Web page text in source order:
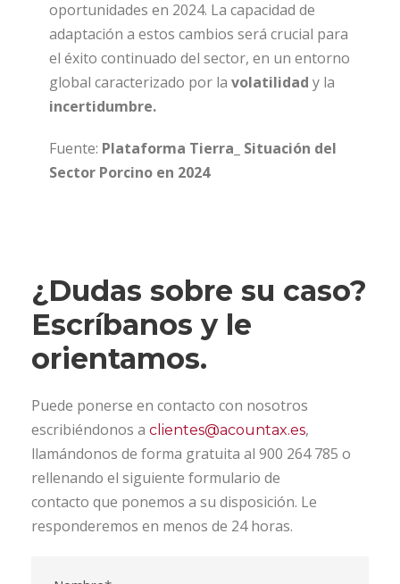
oportunidades en 2024. La capacidad de
adaptación a estos cambios será crucial para
el éxito continuado del sector, en un entorno
global caracterizado por la volatilidad y la
incertidumbre.
Fuente: Plataforma Tierra_ Situación del
Sector Porcino en 2024
¿Dudas sobre su caso?
Escríbanos y le
orientamos.
Puede ponerse en contacto con nosotros
escribiéndonos a clientes@acountax.es,
llamándonos de forma gratuita al 900 264 785 o
rellenando el siguiente formulario de
contacto que ponemos a su disposición. Le
responderemos en menos de 24 horas.